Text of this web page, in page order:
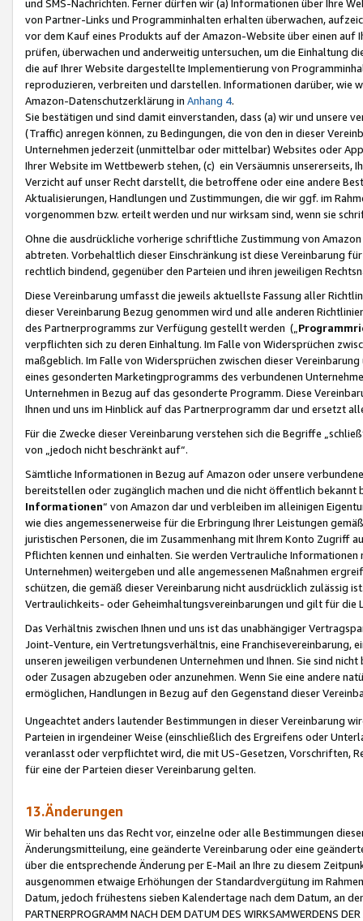
und SMS-Nachrichten. Ferner dürfen wir (a) Informationen über Ihre
von Partner-Links und Programminhalten erhalten überwachen,
vor dem Kauf eines Produkts auf der Amazon-Website über einen
prüfen, überwachen und anderweitig untersuchen, um die Einhaltung
die auf Ihrer Website dargestellte Implementierung von
reproduzieren, verbreiten und darstellen. Informationen darüber, wie
Amazon-Datenschutzerklärung in Anhang 4.
Sie bestätigen und sind damit einverstanden, dass (a) wir und
(Traffic) anregen können, zu Bedingungen, die von den in dieser
Unternehmen jederzeit (unmittelbar oder mittelbar) Websites oder
Ihrer Website im Wettbewerb stehen, (c) ein Versäumnis unsererseits,
Verzicht auf unser Recht darstellt, die betroffene oder eine andere
Aktualisierungen, Handlungen und Zustimmungen, die wir ggf. im
vorgenommen bzw. erteilt werden und nur wirksam sind, wenn sie
Ohne die ausdrückliche vorherige schriftliche Zustimmung von
abtreten. Vorbehaltlich dieser Einschränkung ist diese Vereinbarung
rechtlich bindend, gegenüber den Parteien und ihren jeweiligen
Diese Vereinbarung umfasst die jeweils aktuellste Fassung aller
dieser Vereinbarung Bezug genommen wird und alle anderen
des Partnerprogramms zur Verfügung gestellt werden („
verpflichten sich zu deren Einhaltung. Im Falle von Widersprüchen
maßgeblich. Im Falle von Widersprüchen zwischen dieser
eines gesonderten Marketingprogramms des verbundenen
Unternehmen in Bezug auf das gesonderte Programm. Diese
Ihnen und uns im Hinblick auf das Partnerprogramm dar und ersetzt
Für die Zwecke dieser Vereinbarung verstehen sich die Begriffe
von „jedoch nicht beschränkt auf“.
Sämtliche Informationen in Bezug auf Amazon oder unsere
bereitstellen oder zugänglich machen und die nicht öffentlich
Informationen“ von Amazon dar und verbleiben im alleinigen
wie dies angemessenerweise für die Erbringung Ihrer Leistungen
juristischen Personen, die im Zusammenhang mit Ihrem Konto
Pflichten kennen und einhalten. Sie werden Vertrauliche
Unternehmen) weitergeben und alle angemessenen Maßnahmen
schützen, die gemäß dieser Vereinbarung nicht ausdrücklich zulässig
Vertraulichkeits- oder Geheimhaltungsvereinbarungen und gilt für die
Das Verhältnis zwischen Ihnen und uns ist das unabhängiger
Joint-Venture, ein Vertretungsverhältnis, eine Franchisevereinbarung,
unseren jeweiligen verbundenen Unternehmen und Ihnen. Sie sind
oder Zusagen abzugeben oder anzunehmen. Wenn Sie eine andere
ermöglichen, Handlungen in Bezug auf den Gegenstand dieser
Ungeachtet anders lautender Bestimmungen in dieser Vereinbarung
Parteien in irgendeiner Weise (einschließlich des Ergreifens oder
veranlasst oder verpflichtet wird, die mit US-Gesetzen, Vorschriften,
für eine der Parteien dieser Vereinbarung gelten.
13.Änderungen
Wir behalten uns das Recht vor, einzelne oder alle Bestimmungen
Änderungsmitteilung, eine geänderte Vereinbarung oder eine
über die entsprechende Änderung per E-Mail an Ihre zu diesem
ausgenommen etwaige Erhöhungen der Standardvergütung im
Datum, jedoch frühestens sieben Kalendertage nach dem Datum, an
PARTNERPROGRAMM NACH DEM DATUM DES WIRKSAMWERDENS